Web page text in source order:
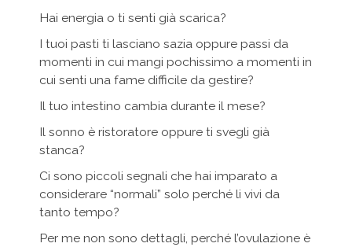
Hai energia o ti senti già scarica?
I tuoi pasti ti lasciano sazia oppure passi da
momenti in cui mangi pochissimo a momenti in
cui senti una fame difficile da gestire?
Il tuo intestino cambia durante il mese?
Il sonno è ristoratore oppure ti svegli già
stanca?
Ci sono piccoli segnali che hai imparato a
considerare “normali” solo perché li vivi da
tanto tempo?
Per me non sono dettagli, perché l’ovulazione è